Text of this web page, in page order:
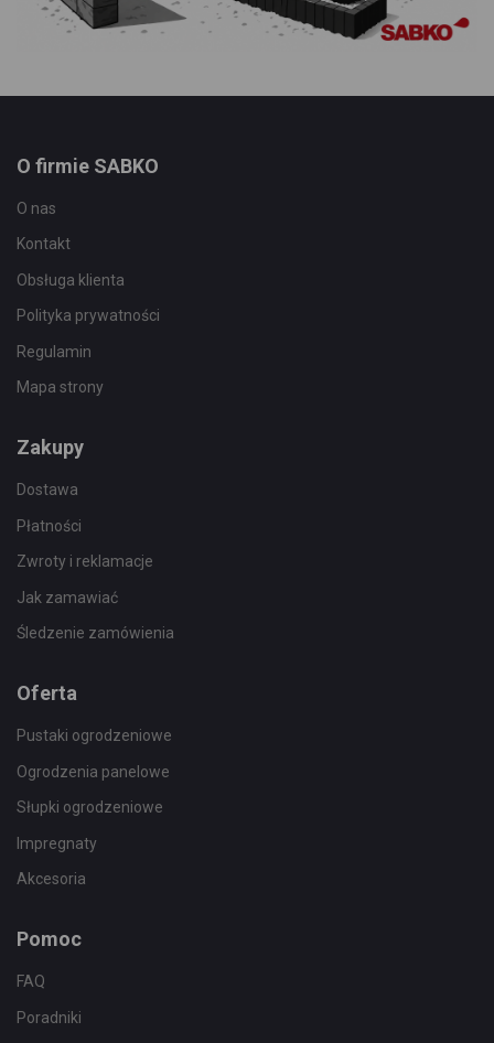
O firmie SABKO
O nas
Kontakt
Obsługa klienta
Polityka prywatności
Regulamin
Mapa strony
Zakupy
Dostawa
Płatności
Zwroty i reklamacje
Jak zamawiać
Śledzenie zamówienia
Oferta
Pustaki ogrodzeniowe
Ogrodzenia panelowe
Słupki ogrodzeniowe
Impregnaty
Akcesoria
Pomoc
FAQ
Poradniki